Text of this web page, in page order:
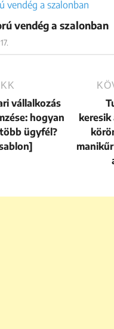
vendég a szalonban
vállalkozás
hogyan
ügyfél?